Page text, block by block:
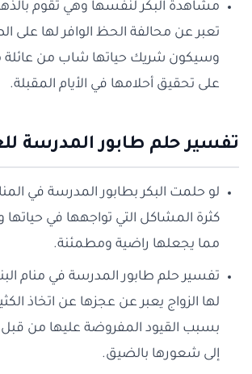
مشاهدة البكر لنفسها وهي تقوم
تعبر عن محالفة الحظ الوافر لها على
وسيكون شريك حياتها شاب من عائلة
على تحقيق أحلامها في الأيام المقبلة.
تفسير حلم طابور المدرسة
لو حلمت البكر بطابور المدرسة في
كثرة المشاكل التي تواجهها في
مما يجعلها راضية ومطمئنة.
تفسير حلم طابور المدرسة في منام
لها الزواج يعبر عن عجزها عن اتخاذ
بسبب القيود المفروضة عليها من قبل
إلى شعورها بالضيق.